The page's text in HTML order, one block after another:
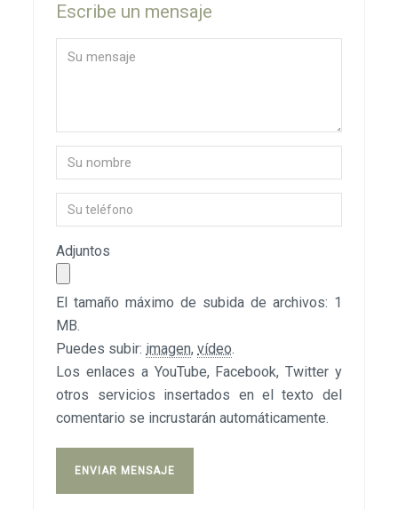
Escribe un mensaje
Adjuntos
El tamaño máximo de subida de archivos: 1
MB.
Puedes subir: imagen,vídeo.
Los enlaces a YouTube, Facebook, Twitter y
otros servicios insertados en el texto del
comentario se incrustarán automáticamente.